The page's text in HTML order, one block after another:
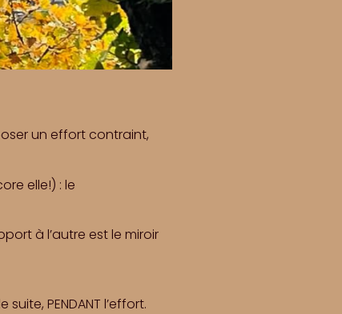
un effort contraint,
elle!) : le
à l’autre est le miroir
PENDANT l’effort.